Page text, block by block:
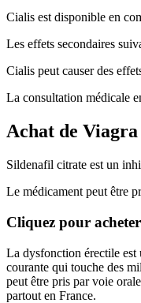
Cialis est disponible en
Les effets secondaires
Cialis peut causer des
La consultation médicale
Achat de Viagra
Sildenafil citrate est un
Le médicament peut être
Cliquez pour
La dysfonction érectile est
courante qui touche des
peut être pris par voie
partout en France.